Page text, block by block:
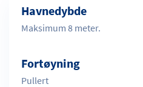
Havnedybde
Maksimum 8 meter.
Fortøyning
Pullert